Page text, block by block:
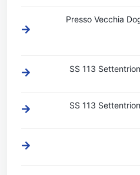
Presso Vecchia
SS 113
SS 113